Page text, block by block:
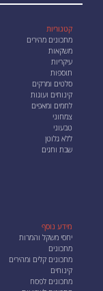
קטגוריות
מתכונים מהירים
משקאות
עיקריות
תוספות
סלטים ומרקים
קינוחים ועוגות
לחמים ומאפים
צמחוני
טבעוני
ללא גלוטן
שבת וחגים
מידע נוסף
יחסי משקל והמרות
מתכונים
מתכונים קלים ומהירים
קינוחים
מתכונים לפסח